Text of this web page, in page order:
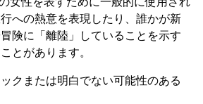
への熱意を表現したり、誰かが新
険に「離陸」していることを示す
とがあります。
クまたは明白でない可能性のある